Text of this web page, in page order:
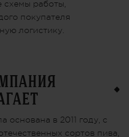
работы,
покупателя
логистику.
основана в 2011 году, с
сортов пива,